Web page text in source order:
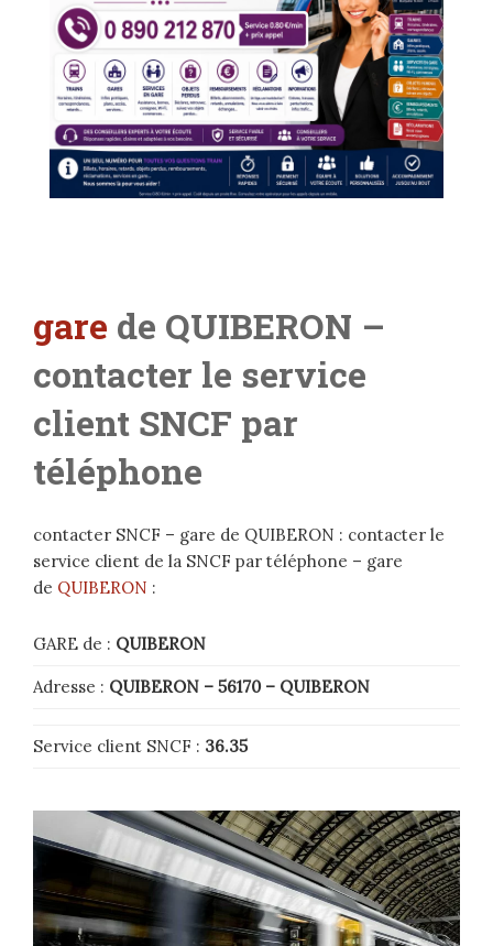
gare de QUIBERON –
contacter le service
client SNCF par
téléphone
contacter SNCF – gare de QUIBERON : contacter le
service client de la SNCF par téléphone – gare
de QUIBERON :
GARE de : QUIBERON
Adresse : QUIBERON – 56170 – QUIBERON
Service client SNCF : 36.35